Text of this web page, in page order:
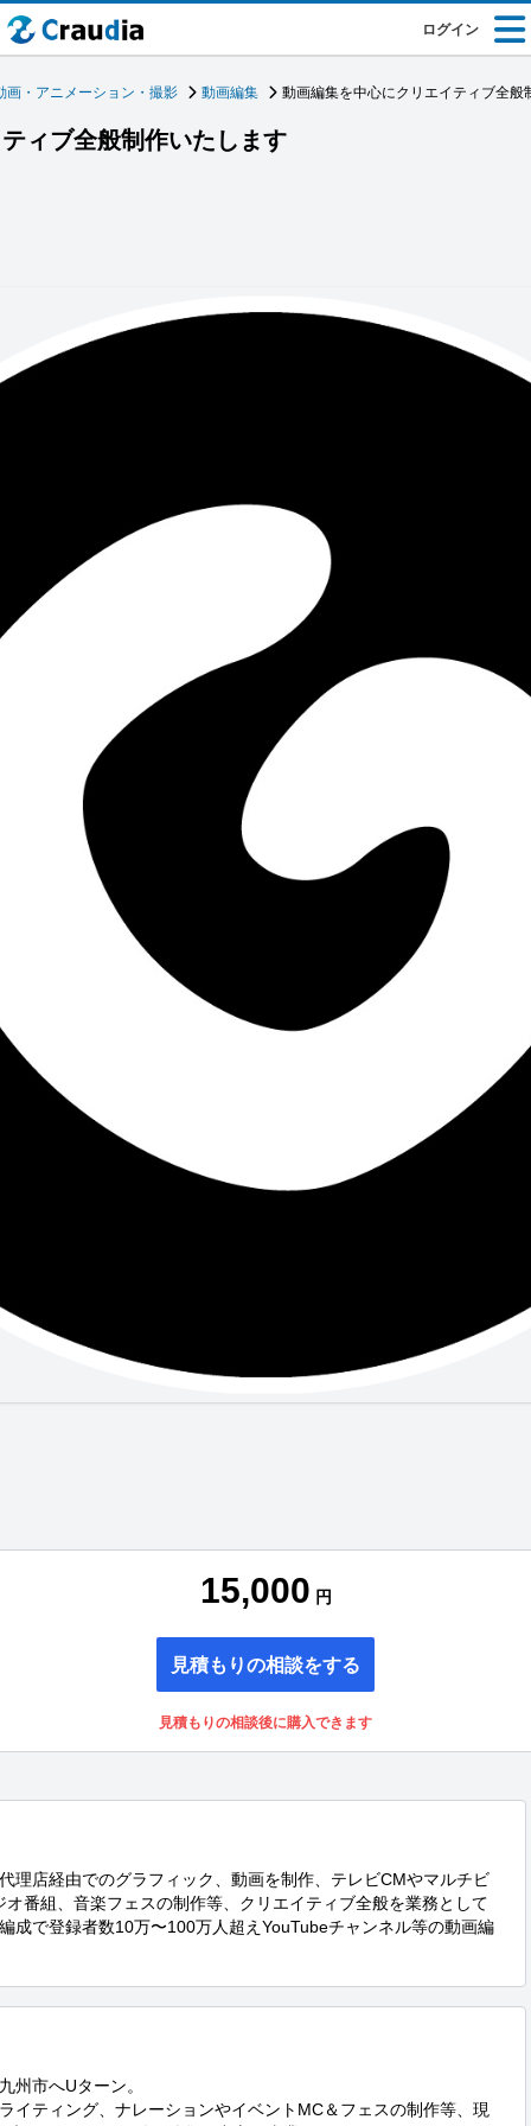
ログイン
画・アニメーション・撮影 動画編集 動画編集を中心にクリエイティブ全般
ィブ全般制作いたします
15,000 円
見積もりの相談をする
見積もりの相談後に購入できます
理店経由でのグラフィック、動画を制作、テレビCMやマルチビ
番組、音楽フェスの制作等、クリエイティブ全般を業務として
成で登録者数10万〜100万人超えYouTubeチャンネル等の動画編
州市へUターン。
イティング、ナレーションやイベントMC＆フェスの制作等、現